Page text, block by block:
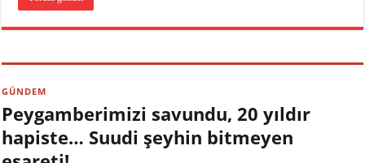
GÜNDEM
Peygamberimizi savundu, 20 yıldır
hapiste… Suudi şeyhin bitmeyen